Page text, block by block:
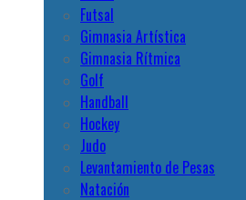
Futsal
Gimnasia Artística
Gimnasia Rítmica
Golf
Handball
Hockey
Judo
Levantamiento de Pesas
Natación